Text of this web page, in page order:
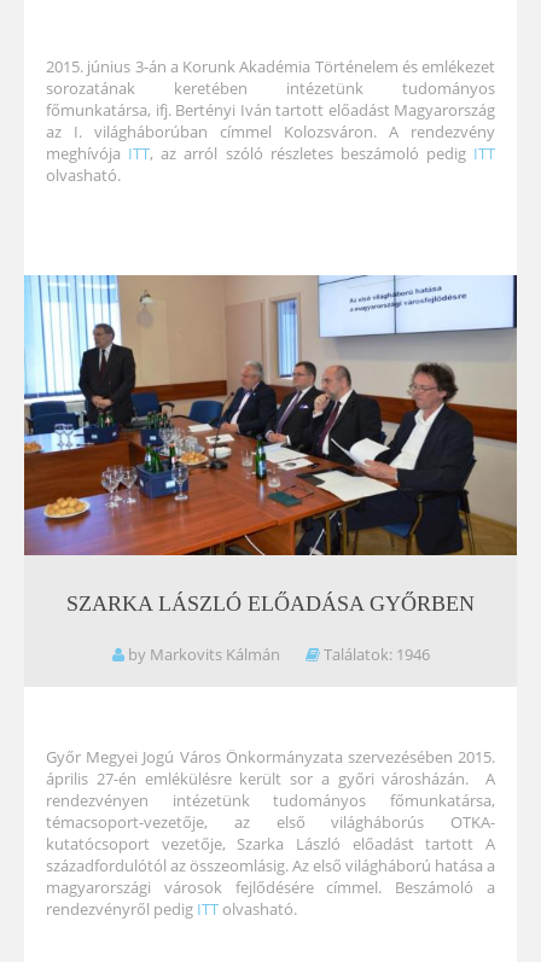
2015. június 3-án a Korunk Akadémia Történelem és emlékezet
sorozatának keretében intézetünk tudományos
főmunkatársa, ifj. Bertényi Iván tartott előadást Magyarország
az I. világháborúban címmel Kolozsváron. A rendezvény
meghívója ITT, az arról szóló részletes beszámoló pedig ITT
olvasható.
SZARKA LÁSZLÓ ELŐADÁSA GYŐRBEN
by Markovits Kálmán Találatok: 1946
Győr Megyei Jogú Város Önkormányzata szervezésében 2015.
április 27-én emlékülésre került sor a győri városházán. A
rendezvényen intézetünk tudományos főmunkatársa,
témacsoport-vezetője, az első világháborús OTKA-
kutatócsoport vezetője, Szarka László előadást tartott A
századfordulótól az összeomlásig. Az első világháború hatása a
magyarországi városok fejlődésére címmel. Beszámoló a
rendezvényről pedig ITT olvasható.